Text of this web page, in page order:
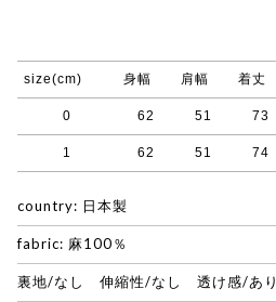
size(cm) 身幅 肩幅 着丈
0 62 51 73
1 62 51 74
country: 日本製
fabric: 麻100％
裏地/なし 伸縮性/なし 透け感/あり